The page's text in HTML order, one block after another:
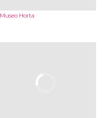
Museo Horta